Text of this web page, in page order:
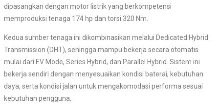
dipasangkan dengan motor listrik yang berkompetensi
memproduksi tenaga 174 hp dan torsi 320 Nm.
Kedua sumber tenaga ini dikombinasikan melalui Dedicated Hybrid
Transmission (DHT), sehingga mampu bekerja secara otomatis
mulai dari EV Mode, Series Hybrid, dan Parallel Hybrid. Sistem ini
bekerja sendiri dengan menyesuaikan kondisi baterai, kebutuhan
daya, serta kondisi jalan untuk mengakomodasi performa sesuai
kebutuhan pengguna.